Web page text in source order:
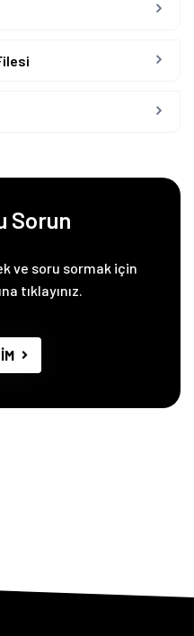
Sorun
ve soru sormak için
tıklayınız.